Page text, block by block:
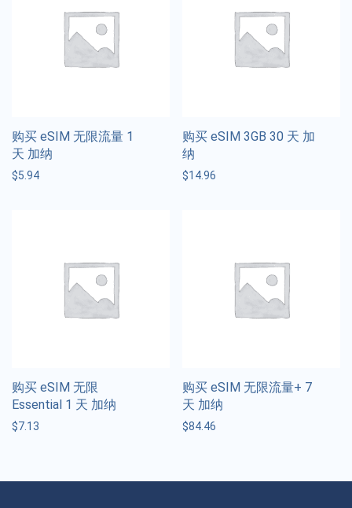
购买 eSIM 无限流量 1
天 加纳
$5.94
购买 eSIM 3GB 30 天 加
纳
$14.96
购买 eSIM 无限
Essential 1 天 加纳
$7.13
购买 eSIM 无限流量+ 7
天 加纳
$84.46